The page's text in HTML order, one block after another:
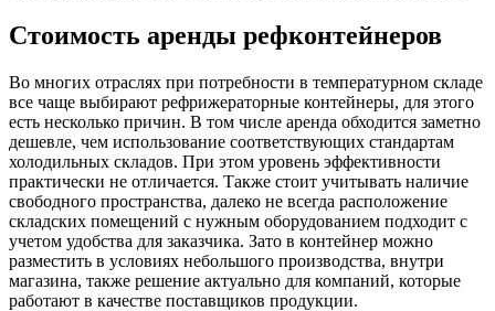
Стоимость аренды рефконтейнеров
Во многих отраслях при потребности в температурном складе
все чаще выбирают рефрижераторные контейнеры, для этого
есть несколько причин. В том числе аренда обходится заметно
дешевле, чем использование соответствующих стандартам
холодильных складов. При этом уровень эффективности
практически не отличается. Также стоит учитывать наличие
свободного пространства, далеко не всегда расположение
складских помещений с нужным оборудованием подходит с
учетом удобства для заказчика. Зато в контейнер можно
разместить в условиях небольшого производства, внутри
магазина, также решение актуально для компаний, которые
работают в качестве поставщиков продукции.